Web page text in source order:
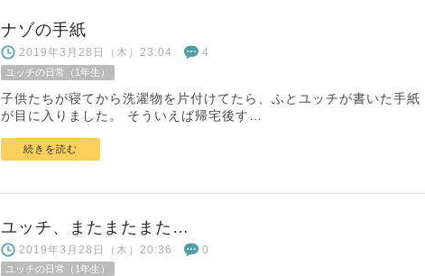
ナゾの手紙
2019年3月28日（木）23:04 4
ユッチの日常（1年生）
子供たちが寝てから洗濯物を片付けてたら、ふとユッチが書いた手紙
が目に入りました。 そういえば帰宅後す…
続きを読む
ユッチ、またまたまた…
2019年3月28日（木）20:36 0
ユッチの日常（1年生）